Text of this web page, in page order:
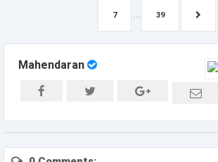
7 39
Mahendaran